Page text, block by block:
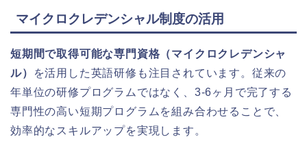
マイクロクレデンシャル制度の活用
短期間で取得可能な専門資格（マイクロクレデンシャ
ル）
を活用した英語研修も注目されています。従来の
年単位の研修プログラムではなく、3-6ヶ月で完了する
専門性の高い短期プログラムを組み合わせることで、
効率的なスキルアップを実現します。